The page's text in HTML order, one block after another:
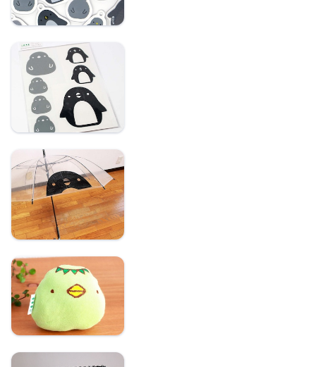
アリーとモコの小型ス
テッカーセット
ペンギンアリーとモコ
の大きめステッカー
I様専用ページ